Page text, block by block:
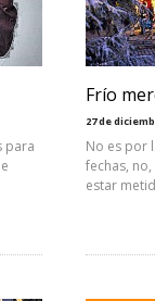
para
Frío
27 de
No es por
fechas,
estar